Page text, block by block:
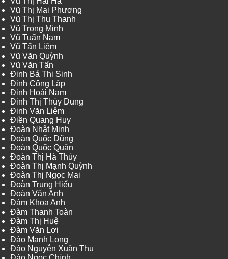
Vũ Thị Mai Phương
Vũ Thị Thu Thanh
Vũ Trọng Minh
Vũ Tuấn Nam
Vũ Tấn Liêm
Vũ Văn Quỳnh
Vũ Văn Tấn
Đinh Bá Thi Sinh
Đinh Công Lập
Đinh Hoài Nam
Đinh Thị Thùy Dung
Đinh Văn Liêm
Điền Quang Huy
Đoàn Nhật Minh
Đoàn Quốc Dũng
Đoàn Quốc Quân
Đoàn Thị Hà Thủy
Đoàn Thị Mạnh Quỳnh
Đoàn Thị Ngọc Mai
Đoàn Trung Hiếu
Đoàn Văn Anh
Đàm Khoa Anh
Đàm Thanh Toàn
Đàm Thị Huệ
Đàm Văn Lợi
Đào Mạnh Long
Đào Nguyễn Xuân Thu